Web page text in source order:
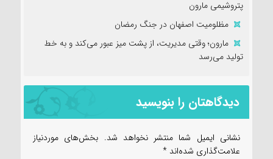
پتروشیمی مارون
مظلومیت اصفهان در جنگ رمضان
مارون؛ وقتی مدیریت، از پشت میز عبور می‌کند و به خط
تولید می‌رسد
دیدگاهتان را بنویسید
نشانی ایمیل شما منتشر نخواهد شد. بخش‌های موردنیاز
علامت‌گذاری شده‌اند *